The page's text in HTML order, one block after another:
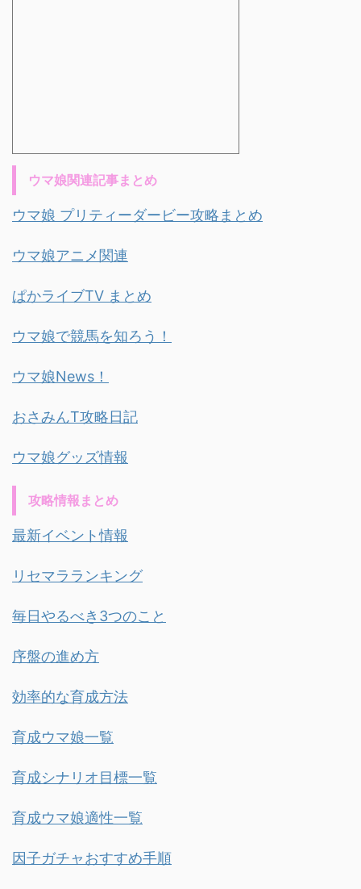
ウマ娘関連記事まとめ
ウマ娘 プリティーダービー攻略まとめ
ウマ娘アニメ関連
ぱかライブTV まとめ
ウマ娘で競馬を知ろう！
ウマ娘News！
おさみんT攻略日記
ウマ娘グッズ情報
攻略情報まとめ
最新イベント情報
リセマラランキング
毎日やるべき3つのこと
序盤の進め方
効率的な育成方法
育成ウマ娘一覧
育成シナリオ目標一覧
育成ウマ娘適性一覧
因子ガチャおすすめ手順